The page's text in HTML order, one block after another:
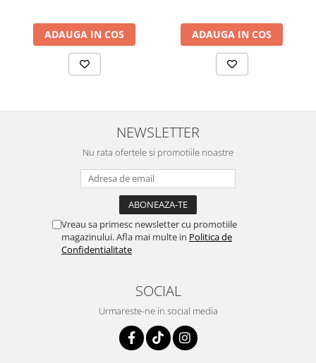
ADAUGA IN COS ADAUGA IN COS
NEWSLETTER
Nu rata ofertele si promotiile noastre
Vreau sa primesc newsletter cu promotiile
magazinului. Afla mai multe in Politica de
Confidentialitate
SOCIAL
Urmareste-ne in social media